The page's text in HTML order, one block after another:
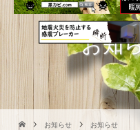
お知
お知らせ お知らせ